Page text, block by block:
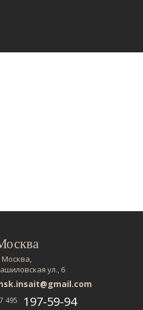
Москва,
ул., 6
495 197-59-94